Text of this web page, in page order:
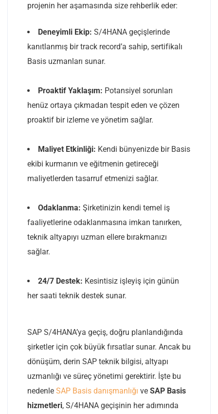
projenin her aşamasında size rehberlik eder:
Deneyimli Ekip: S/4HANA geçişlerinde
kanıtlanmış bir track record’a sahip, sertifikalı
Basis uzmanları sunar.
Proaktif Yaklaşım: Potansiyel sorunları
henüz ortaya çıkmadan tespit eden ve çözen
proaktif bir izleme ve yönetim sağlar.
Maliyet Etkinliği: Kendi bünyenizde bir Basis
ekibi kurmanın ve eğitmenin getireceği
maliyetlerden tasarruf etmenizi sağlar.
Odaklanma: Şirketinizin kendi temel iş
faaliyetlerine odaklanmasına imkan tanırken,
teknik altyapıyı uzman ellere bırakmanızı
sağlar.
24/7 Destek: Kesintisiz işleyiş için günün
her saati teknik destek sunar.
SAP S/4HANA’ya geçiş, doğru planlandığında
şirketler için çok büyük fırsatlar sunar. Ancak bu
dönüşüm, derin SAP teknik bilgisi, altyapı
uzmanlığı ve süreç yönetimi gerektirir. İşte bu
nedenle SAP Basis danışmanlığı ve SAP Basis
hizmetleri, S/4HANA geçişinin her adımında